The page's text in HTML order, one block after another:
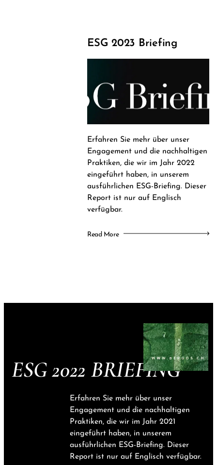
ESG 2023 Briefing
Erfahren Sie mehr über unser
Engagement und die nachhaltigen
Praktiken, die wir im Jahr 2022
eingeführt haben, in unserem
ausführlichen ESG-Briefing. Dieser
Report ist nur auf Englisch
verfügbar.
Read More
ESG 2022 BRIEFING
Erfahren Sie mehr über unser
Engagement und die nachhaltigen
Praktiken, die wir im Jahr 2021
eingeführt haben, in unserem
ausführlichen ESG-Briefing. Dieser
Report ist nur auf Englisch verfügbar.